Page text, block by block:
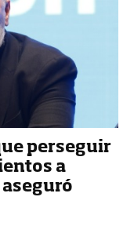
perseguir
a